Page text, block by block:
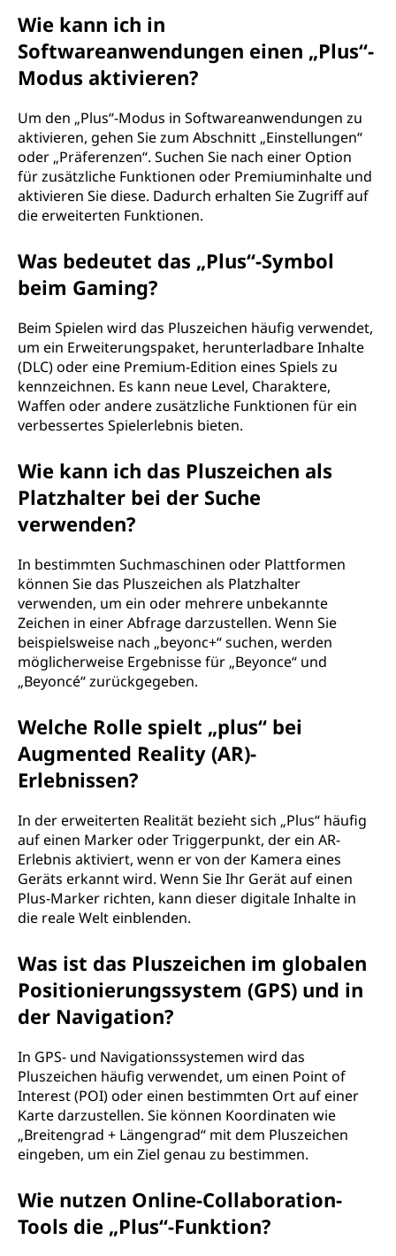
Wie kann ich in
Softwareanwendungen einen „Plus“-
Modus aktivieren?
Um den „Plus“-Modus in Softwareanwendungen zu
aktivieren, gehen Sie zum Abschnitt „Einstellungen“
oder „Präferenzen“. Suchen Sie nach einer Option
für zusätzliche Funktionen oder Premiuminhalte und
aktivieren Sie diese. Dadurch erhalten Sie Zugriff auf
die erweiterten Funktionen.
Was bedeutet das „Plus“-Symbol
beim Gaming?
Beim Spielen wird das Pluszeichen häufig verwendet,
um ein Erweiterungspaket, herunterladbare Inhalte
(DLC) oder eine Premium-Edition eines Spiels zu
kennzeichnen. Es kann neue Level, Charaktere,
Waffen oder andere zusätzliche Funktionen für ein
verbessertes Spielerlebnis bieten.
Wie kann ich das Pluszeichen als
Platzhalter bei der Suche
verwenden?
In bestimmten Suchmaschinen oder Plattformen
können Sie das Pluszeichen als Platzhalter
verwenden, um ein oder mehrere unbekannte
Zeichen in einer Abfrage darzustellen. Wenn Sie
beispielsweise nach „beyonc+“ suchen, werden
möglicherweise Ergebnisse für „Beyonce“ und
„Beyoncé“ zurückgegeben.
Welche Rolle spielt „plus“ bei
Augmented Reality (AR)-
Erlebnissen?
In der erweiterten Realität bezieht sich „Plus“ häufig
auf einen Marker oder Triggerpunkt, der ein AR-
Erlebnis aktiviert, wenn er von der Kamera eines
Geräts erkannt wird. Wenn Sie Ihr Gerät auf einen
Plus-Marker richten, kann dieser digitale Inhalte in
die reale Welt einblenden.
Was ist das Pluszeichen im globalen
Positionierungssystem (GPS) und in
der Navigation?
In GPS- und Navigationssystemen wird das
Pluszeichen häufig verwendet, um einen Point of
Interest (POI) oder einen bestimmten Ort auf einer
Karte darzustellen. Sie können Koordinaten wie
„Breitengrad + Längengrad“ mit dem Pluszeichen
eingeben, um ein Ziel genau zu bestimmen.
Wie nutzen Online-Collaboration-
Tools die „Plus“-Funktion?